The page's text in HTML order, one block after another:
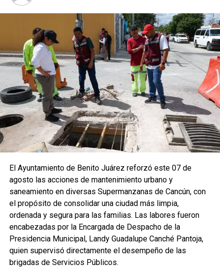
El Ayuntamiento de Benito Juárez reforzó este 07 de
agosto las acciones de mantenimiento urbano y
saneamiento en diversas Supermanzanas de Cancún, con
el propósito de consolidar una ciudad más limpia,
ordenada y segura para las familias. Las labores fueron
encabezadas por la Encargada de Despacho de la
Presidencia Municipal, Landy Guadalupe Canché Pantoja,
quien supervisó directamente el desempeño de las
brigadas de Servicios Públicos.